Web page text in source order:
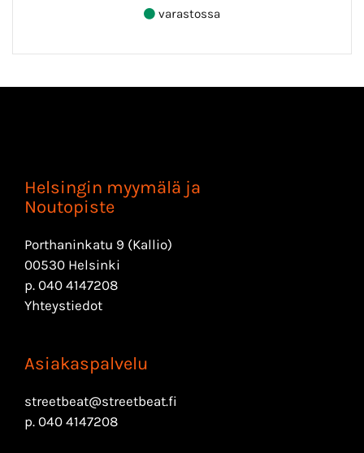
varastossa
Helsingin myymälä ja
Noutopiste
Porthaninkatu 9 (Kallio)
00530 Helsinki
p. 040 4147208
Yhteystiedot
Asiakaspalvelu
streetbeat@streetbeat.fi
p. 040 4147208